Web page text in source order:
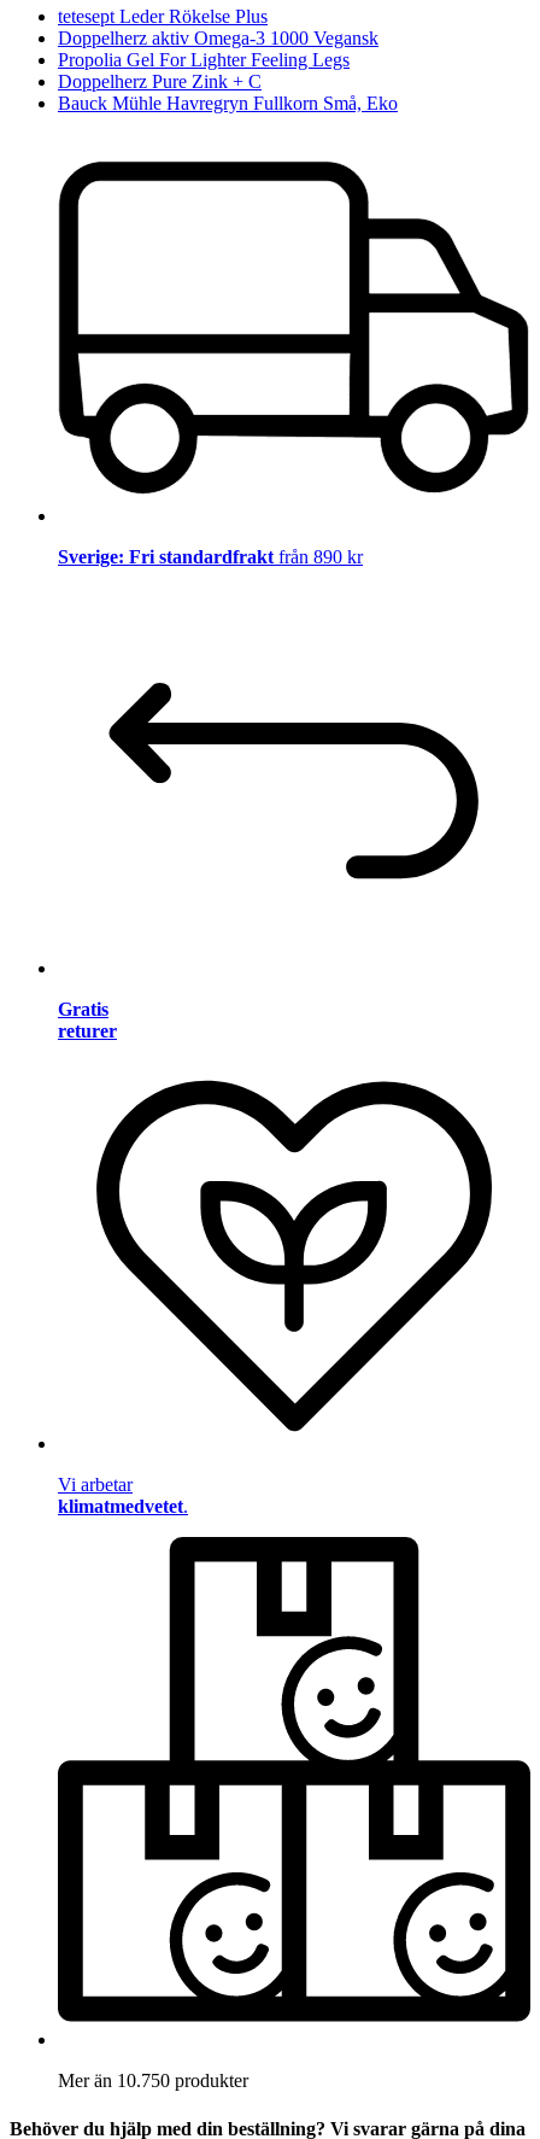
tetesept Leder Rökelse Plus
Doppelherz aktiv Omega-3 1000 Vegansk
Propolia Gel For Lighter Feeling Legs
Doppelherz Pure Zink + C
Bauck Mühle Havregryn Fullkorn Små, Eko
Sverige: Fri standardfrakt från 890 kr
Gratis
returer
Vi arbetar
klimatmedvetet.
Mer än 10.750 produkter
Behöver du hjälp med din beställning? Vi svarar gärna på dina